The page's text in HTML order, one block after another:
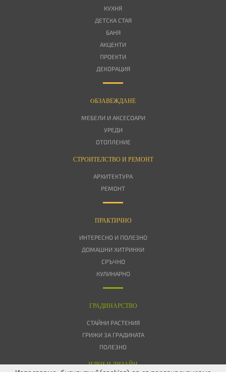
КУХНЯ
ДЕТСКА СТАЯ
БАНЯ
АКЦЕНТИ
ПРОЕКТИ
ДЕКОРАЦИЯ
OБЗАВЕЖДАНЕ
МЕБЕЛИ И АКСЕСОАРИ
УРЕДИ
ОТОПЛЕНИЕ
СТРОИТЕЛСТВО И РЕМОНТ
АРХИТЕКТУРА
РЕМОНТ
ПРАКТИЧНО
ИНТЕРЕСНО И ПОЛЕЗНО
ДОМАШНИ ХИТРИНКИ
СРЪЧНО
КУЛИНАРНО
ГРАДИНАРСТВО
СТАЙНИ РАСТЕНИЯ
ГРИЖИ ЗА ГРАДИНАТА
ПОЛЕЗНО
ИДЕИ И ДИЗАЙН